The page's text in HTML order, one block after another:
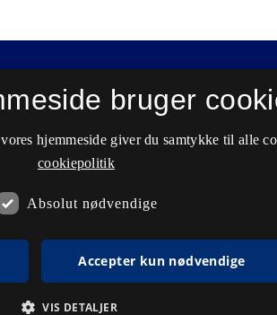
bruger
hjemmeside giver du samtykke til alle
cookiepolitik
Absolut nødvendige
Accepter kun nødvendige
VIS DETALJER